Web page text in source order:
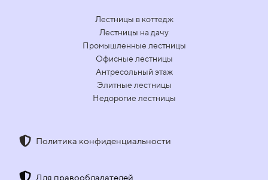
Лестницы в коттедж
Лестницы на дачу
Промышленные лестницы
Офисные лестницы
Антресольный этаж
Элитные лестницы
Недорогие лестницы
Политика конфиденциальности
Для правообладателей